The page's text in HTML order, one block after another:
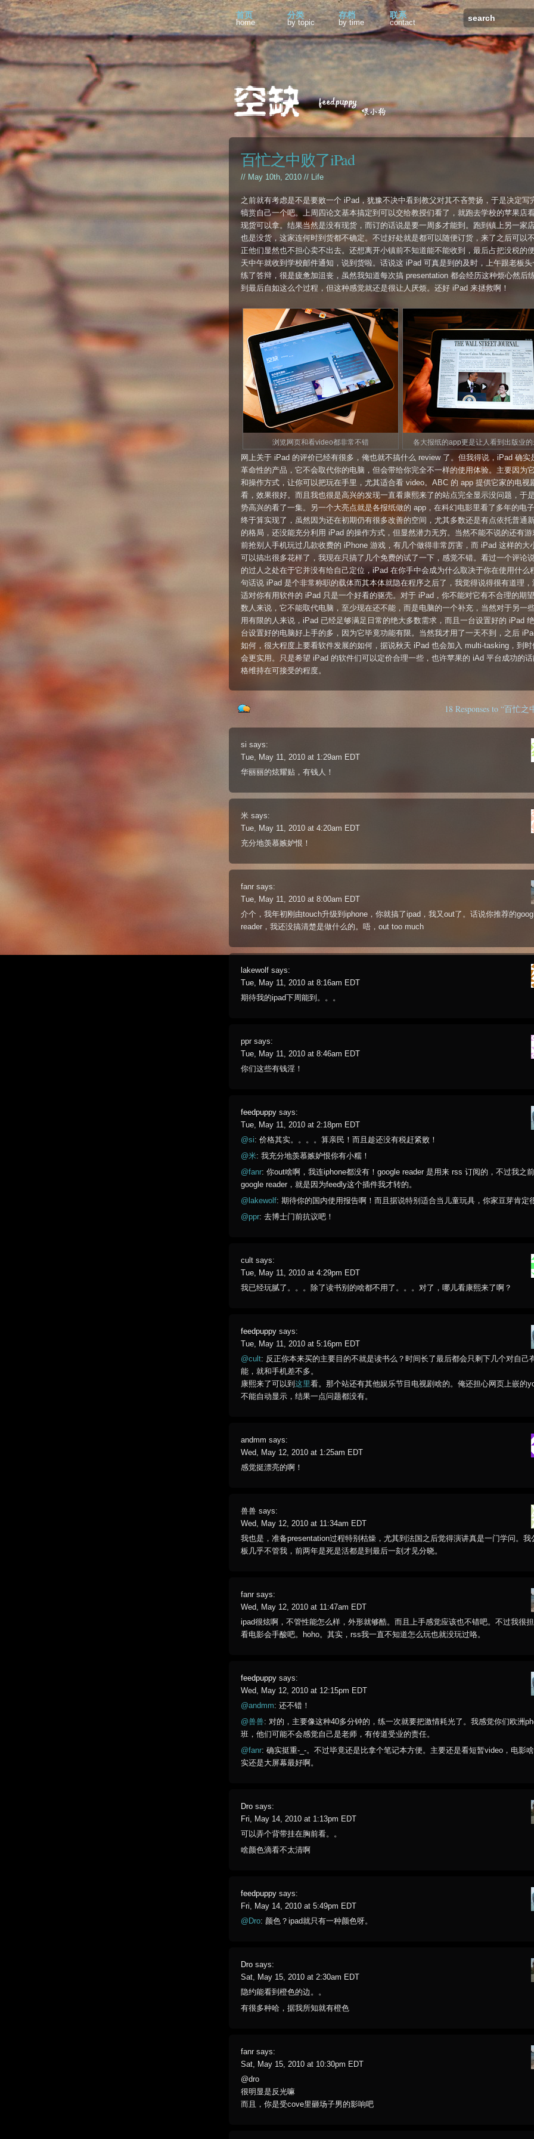
首页
home
分类
by topic
存档
by time
联系
contact
百忙之中败了iPad
// May 10th, 2010 // Life
之前就有考虑是不是要败一个 iPad，犹豫不决中看到教父对其不吝赞扬，于是决定写
犒赏自己一个吧。上周四论文基本搞定到可以交给教授们看了，就跑去学校的苹果店
现货可以拿。结果当然是没有现货，而订的话说是要一周多才能到。跑到镇上另一家
也是没货，这家连何时到货都不确定。不过好处就是都可以随便订货，来了之后可以
正他们显然也不担心卖不出去。还想离开小镇前不知道能不能收到，最后占把没税的
天中午就收到学校邮件通知，说到货啦。话说这 iPad 可真是到的及时，上午跟老板头
练了答辩，很是疲惫加沮丧，虽然我知道每次搞 presentation 都会经历这种烦心然后
到最后自如这么个过程，但这种感觉就还是很让人厌烦。还好 iPad 来拯救啊！
浏览网页和看video都非常不错 各大报纸的app更是让人看到出版业
网上关于 iPad 的评价已经有很多，俺也就不搞什么 review 了。但我得说，iPad 确实
革命性的产品，它不会取代你的电脑，但会带给你完全不一样的使用体验。主要因为
和操作方式，让你可以把玩在手里，尤其适合看 video。ABC 的 app 提供它家的电视
看，效果很好。而且我也很是高兴的发现一直看康熙来了的站点完全显示没问题，于
势高兴的看了一集。另一个大亮点就是各报纸做的 app，在科幻电影里看了多年的电
终于算实现了，虽然因为还在初期仍有很多改善的空间，尤其多数还是有点依托普通
的格局，还没能充分利用 iPad 的操作方式，但显然潜力无穷。当然不能不说的还有游
前抢别人手机玩过几款收费的 iPhone 游戏，有几个做得非常厉害，而 iPad 这样的大
可以搞出很多花样了，我现在只搞了几个免费的试了一下，感觉不错。看过一个评论
的过人之处在于它并没有给自己定位，iPad 在你手中会成为什么取决于你在使用什么
句话说 iPad 是个非常称职的载体而其本体就隐在程序之后了，我觉得说得很有道理，
适对你有用软件的 iPad 只是一个好看的驱壳。对于 iPad，你不能对它有不合理的期
数人来说，它不能取代电脑，至少现在还不能，而是电脑的一个补充，当然对于另一
用有限的人来说，iPad 已经足够满足日常的绝大多数需求，而且一台设置好的 iPad
台设置好的电脑好上手的多，因为它毕竟功能有限。当然我才用了一天不到，之后
如何，很大程度上要看软件发展的如何，据说秋天 iPad 也会加入 multi-tasking，到时
会更实用。只是希望 iPad 的软件们可以定价合理一些，也许苹果的 iAd 平台成功的
格维持在可接受的程度。
18 Responses to “百忙之
si says:
Tue, May 11, 2010 at 1:29am EDT
华丽丽的炫耀贴，有钱人！
米 says:
Tue, May 11, 2010 at 4:20am EDT
充分地羡慕嫉妒恨！
fanr says:
Tue, May 11, 2010 at 8:00am EDT
介个，我年初刚由touch升级到iphone，你就搞了ipad，我又out了。话说你推荐的
reader，我还没搞清楚是做什么的。唔，out too much
lakewolf says:
Tue, May 11, 2010 at 8:16am EDT
期待我的ipad下周能到。。。
ppr says:
Tue, May 11, 2010 at 8:46am EDT
你们这些有钱淫！
feedpuppy says:
Tue, May 11, 2010 at 2:18pm EDT
@si: 价格其实。。。。算亲民！而且趁还没有税赶紧败！
@米: 我充分地羡慕嫉妒恨你有小糯！
@fanr: 你out啥啊，我连iphone都没有！google reader 是用来 rss 订阅的，不过我之
google reader，就是因为feedly这个插件我才转的。
@lakewolf: 期待你的国内使用报告啊！而且据说特别适合当儿童玩具，你家豆芽肯定
@ppr: 去博士门前抗议吧！
cult says:
Tue, May 11, 2010 at 4:29pm EDT
我已经玩腻了。。。除了读书别的啥都不用了。。。对了，哪儿看康熙来了啊？
feedpuppy says:
Tue, May 11, 2010 at 5:16pm EDT
@cult: 反正你本来买的主要目的不就是读书么？时间长了最后都会只剩下几个对自己
能，就和手机差不多。
康熙来了可以到 这里看。那个站还有其他娱乐节目电视剧啥的。俺还担心网页上嵌的
不能自动显示，结果一点问题都没有。
andmm says:
Wed, May 12, 2010 at 1:25am EDT
感觉挺漂亮的啊！
兽兽 says:
Wed, May 12, 2010 at 11:34am EDT
我也是，准备presentation过程特别枯燥，尤其到法国之后觉得演讲真是一门学问。我
板几乎不管我，前两年是死是活都是到最后一刻才见分晓。
fanr says:
Wed, May 12, 2010 at 11:47am EDT
ipad很炫啊，不管性能怎么样，外形就够酷。而且上手感觉应该也不错吧。不过我很
看电影会手酸吧。hoho。其实，rss我一直不知道怎么玩也就没玩过咯。
feedpuppy says:
Wed, May 12, 2010 at 12:15pm EDT
@andmm: 还不错！
@兽兽: 对的，主要像这种40多分钟的，练一次就要把激情耗光了。我感觉你们欧洲
班，他们可能不会感觉自己是老师，有传道受业的责任。
@fanr: 确实挺重-_-。不过毕竟还是比拿个笔记本方便。主要还是看短暂video，电影
实还是大屏幕最好啊。
Dro says:
Fri, May 14, 2010 at 1:13pm EDT
可以弄个背带挂在胸前看。。
啥颜色滴看不太清啊
feedpuppy says:
Fri, May 14, 2010 at 5:49pm EDT
@Dro: 颜色？ipad就只有一种颜色呀。
Dro says:
Sat, May 15, 2010 at 2:30am EDT
隐约能看到橙色的边。。
有很多种哈，据我所知就有橙色
fanr says:
Sat, May 15, 2010 at 10:30pm EDT
@dro
很明显是反光嘛
而且，你是受cove里砸场子男的影响吧